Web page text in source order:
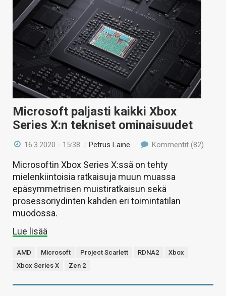
Microsoft paljasti kaikki Xbox
Series X:n tekniset ominaisuudet
16.3.2020 - 15:38 / Petrus Laine Kommentit (82)
Microsoftin Xbox Series X:ssä on tehty
mielenkiintoisia ratkaisuja muun muassa
epäsymmetrisen muistiratkaisun sekä
prosessoriydinten kahden eri toimintatilan
muodossa.
Lue lisää
AMD Microsoft Project Scarlett RDNA2
Xbox
Xbox Series X
Zen 2